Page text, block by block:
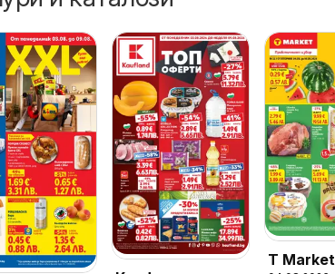
T Market